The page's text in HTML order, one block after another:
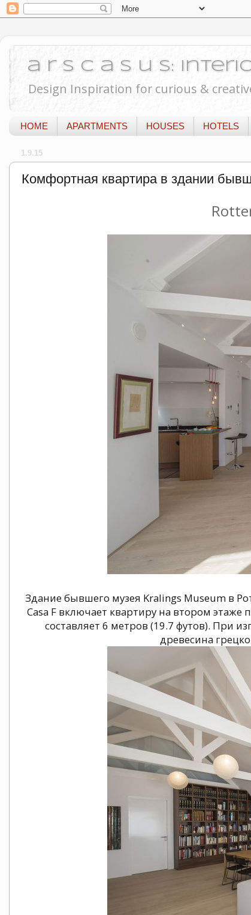
a r s c a s u s:
Design Inspiration for curious &
HOME APARTMENTS HOUSES HOTELS
1.9.15
Комфортная квартира в здании
Здание бывшего музея Kralings Museum в
Casa F включает квартиру на втором
составляет 6 метров (19.7 футов). При
древесина